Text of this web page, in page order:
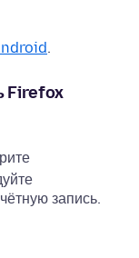
.
Firefox
запись.